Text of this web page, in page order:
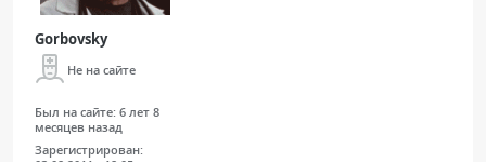
Gorbovsky
Не на сайте
Был на сайте: 6 лет 8
месяцев назад
Зарегистрирован: